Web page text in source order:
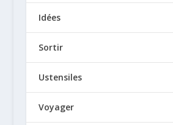
Idées
Sortir
Ustensiles
Voyager